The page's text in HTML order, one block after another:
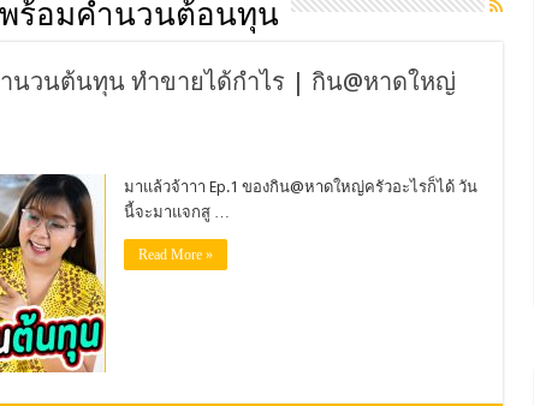
ร้อมคำนวนต้อนทุน
นวนต้นทุน ทำขายได้กำไร | กิน@หาดใหญ่
มาแล้วจ้าาา Ep.1 ของกิน@หาดใหญ่ครัวอะไรก็ได้ วัน
นี้จะมาแจกสู …
Read More »